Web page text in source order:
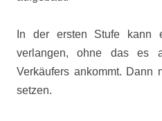
In der ersten Stufe kann
verlangen, ohne das es
Verkäufers ankommt. Dann
setzen.